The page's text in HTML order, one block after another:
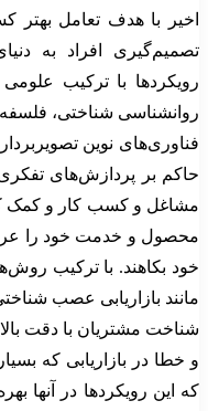
اخیر با هدف تعامل بهتر
تصمیم‌گیری افراد به
رویکردها با ترکیب
روانشناسی شناختی،
فناوری‌های نوین
حاکم بر پردازش‌های تفکری
مشاغل و کسب کار و کمک
محصول و خدمت خود را
خود بکاهند. با ترکیب
مانند بازاریابی عصب
شناخت مشتریان با دقت
و خطا در بازاریابی که
که این رویکردها در آنها